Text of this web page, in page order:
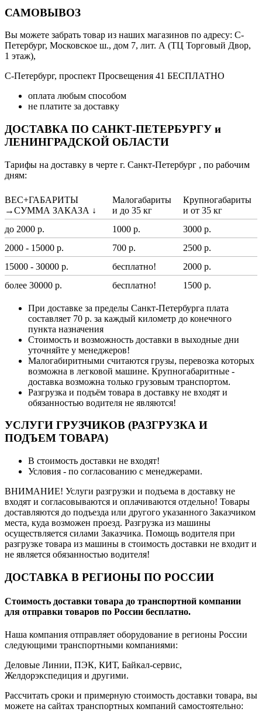
САМОВЫВОЗ
Вы можете забрать товар из наших магазинов по адресу: С-
Петербург, Московское ш., дом 7, лит. А (ТЦ Торговый Двор,
1 этаж),
С-Петербург, проспект Просвещения 41 БЕСПЛАТНО
оплата любым способом
не платите за доставку
ДОСТАВКА ПО САНКТ-ПЕТЕРБУРГУ и
ЛЕНИНГРАДСКОЙ ОБЛАСТИ
Тарифы на доставку в черте г. Санкт-Петербург , по рабочим
дням:
ВЕС+ГАБАРИТЫ
→СУММА ЗАКАЗА ↓
Малогабариты
и до 35 кг
Крупногабариты
и от 35 кг
до 2000 р.
1000 р.
3000 р.
2000 - 15000 р.
700 р.
2500 р.
15000 - 30000 р.
бесплатно!
2000 р.
более 30000 р.
бесплатно! 1500 р.
При доставке за пределы Санкт-Петербурга плата
составляет 70 р. за каждый километр до конечного
пункта назначения
Стоимость и возможность доставки в выходные дни
уточняйте у менеджеров!
Малогабиритными считаются грузы, перевозка которых
возможна в легковой машине. Крупногабаритные -
доставка возможна только грузовым транспортом.
Разгрузка и подъём товара в доставку не входят и
обязанностью водителя не являются!
УСЛУГИ ГРУЗЧИКОВ (РАЗГРУЗКА И
ПОДЪЕМ ТОВАРА)
В стоимость доставки не входят!
Условия - по согласованию с менеджерами.
ВНИМАНИЕ! Услуги разгрузки и подъема в доставку не
входят и согласовываются и оплачиваются отдельно! Товары
доставляются до подъезда или другого указанного Заказчиком
места, куда возможен проезд. Разгрузка из машины
осуществляется силами Заказчика. Помощь водителя при
разгрузке товара из машины в стоимость доставки не входит и
не является обязанностью водителя!
ДОСТАВКА В РЕГИОНЫ ПО РОССИИ
Стоимость доставки товара до транспортной компании
для отправки товаров по России бесплатно.
Наша компания отправляет оборудование в регионы России
следующими транспортными компаниями:
Деловые Линии, ПЭК, КИТ, Байкал-сервис,
Желдорэкспедиция и другими.
Рассчитать сроки и примерную стоимость доставки товара, вы
можете на сайтах транспортных компаний самостоятельно: